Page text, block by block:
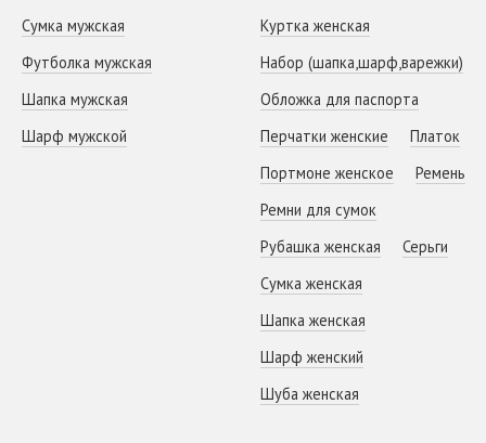
Сумка мужская
Футболка мужская
Шапка мужская
Шарф мужской
Куртка женская
Набор (шапка,шарф,варежки)
Обложка для паспорта
Перчатки женские
Платок
Портмоне женское
Ремень
Ремни для сумок
Рубашка женская
Серьги
Сумка женская
Шапка женская
Шарф женский
Шуба женская